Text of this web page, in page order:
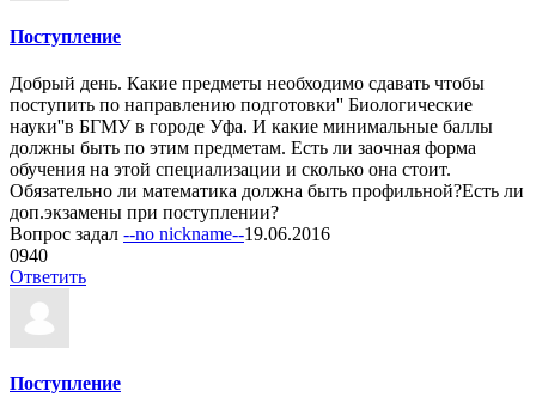
Поступление
Добрый день. Какие предметы необходимо сдавать чтобы
поступить по направлению подготовки'' Биологические
науки''в БГМУ в городе Уфа. И какие минимальные баллы
должны быть по этим предметам. Есть ли заочная форма
обучения на этой специализации и сколько она стоит.
Обязательно ли математика должна быть профильной?Есть ли
доп.экзамены при поступлении?
Вопрос задал --no nickname--19.06.2016
0940
Ответить
Поступление